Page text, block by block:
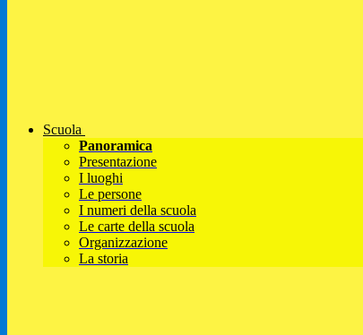
Scuola
Panoramica
Presentazione
I luoghi
Le persone
I numeri della scuola
Le carte della scuola
Organizzazione
La storia